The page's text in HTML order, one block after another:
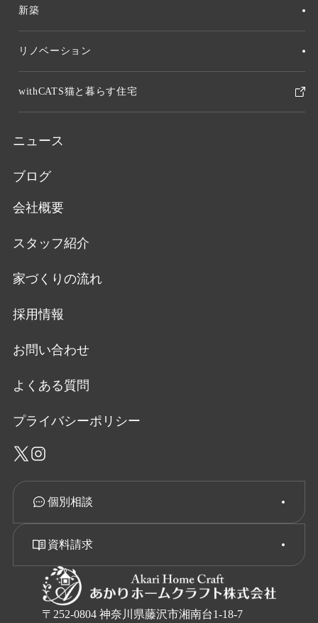
〒252-0804 神奈川県藤沢市湘南台1-18-7
新築
リノベーション
withCATS猫と暮らす住宅
ニュース
ブログ
会社概要
スタッフ紹介
家づくりの流れ
採用情報
お問い合わせ
よくある質問
プライバシーポリシー
個別相談
資料請求